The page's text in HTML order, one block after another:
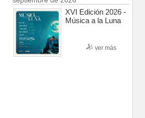
XVI Edición 2026 -
Música a la Luna
ver más